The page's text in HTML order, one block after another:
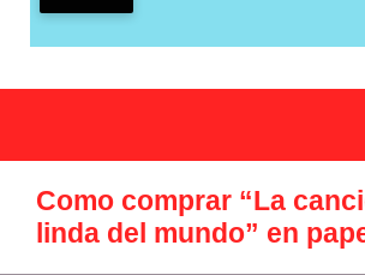
Como comprar “La
linda del mundo” en